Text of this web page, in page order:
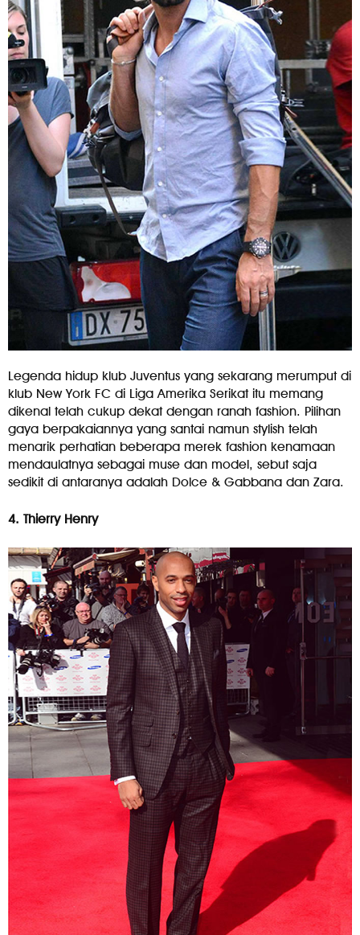
Legenda hidup klub Juventus yang sekarang merumput di
klub New York FC di Liga Amerika Serikat itu memang
dikenal telah cukup dekat dengan ranah fashion. Pilihan
gaya berpakaiannya yang santai namun stylish telah
menarik perhatian beberapa merek fashion kenamaan
mendaulatnya sebagai muse dan model, sebut saja
sedikit di antaranya adalah Dolce & Gabbana dan Zara.
4. Thierry Henry